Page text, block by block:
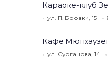
Караоке-клуб
ул. П. Бровки, 15
Кафе
ул. Сурганова, 14